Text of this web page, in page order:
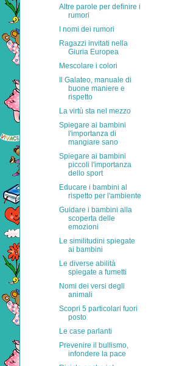
Altre parole per definire i
rumori
I nomi dei rumori
Ragazzi invitati nella
Giuria Europea
Mescolare i colori
Il Galateo, manuale di
buone maniere e
rispetto
La virtù sta nel mezzo
Spiegare ai bambini
l'importanza di
mangiare sano
Spiegare ai bambini
piccoli l'importanza
dello sport
Educare i bambini al
rispetto per l'ambiente
Guidare i bambini alla
scoperta delle
emozioni
Le similitudini spiegate
ai bambini
Le diverse abilità
spiegate a fumetti
Nomi dei versi degli
animali
Scopri 5 particolari fuori
posto
Le case parlanti
Prevenire il bullismo,
infondere la pace